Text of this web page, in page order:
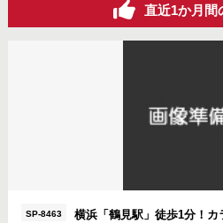
直近1か月間
SP-8463
横浜「鶴見駅」徒歩1分！